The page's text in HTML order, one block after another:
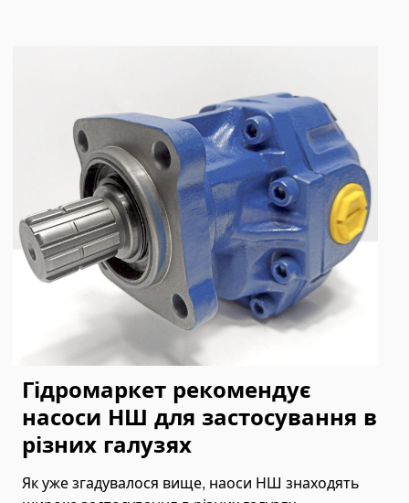
Гідромаркет рекомендує
насоси НШ для застосування в
різних галузях
Як уже згадувалося вище, наоси НШ знаходять